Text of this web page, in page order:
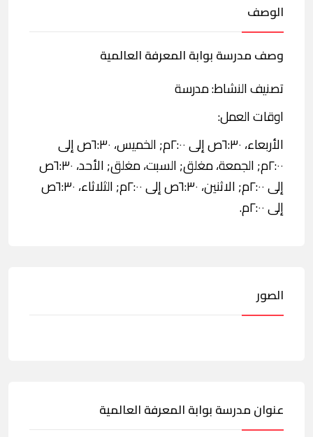
الوصف
وصف مدرسة بوابة المعرفة العالمية
تصنيف النشاط: مدرسة
اوقات العمل:
الأربعاء، ٦:٣٠ص إلى ٢:٠٠م; الخميس، ٦:٣٠ص إلى
٢:٠٠م; الجمعة، مغلق; السبت، مغلق; الأحد، ٦:٣٠ص
إلى ٢:٠٠م; الاثنين، ٦:٣٠ص إلى ٢:٠٠م; الثلاثاء، ٦:٣٠ص
إلى ٢:٠٠م.
الصور
عنوان مدرسة بوابة المعرفة العالمية